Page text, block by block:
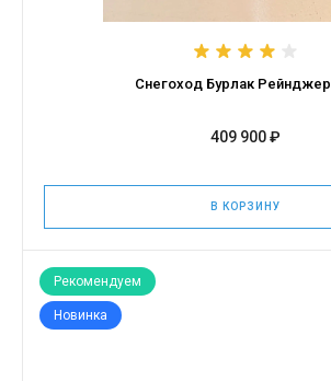
Снегоход Бурлак Рейнджер
409 900 ₽
В КОРЗИНУ
Рекомендуем
Новинка